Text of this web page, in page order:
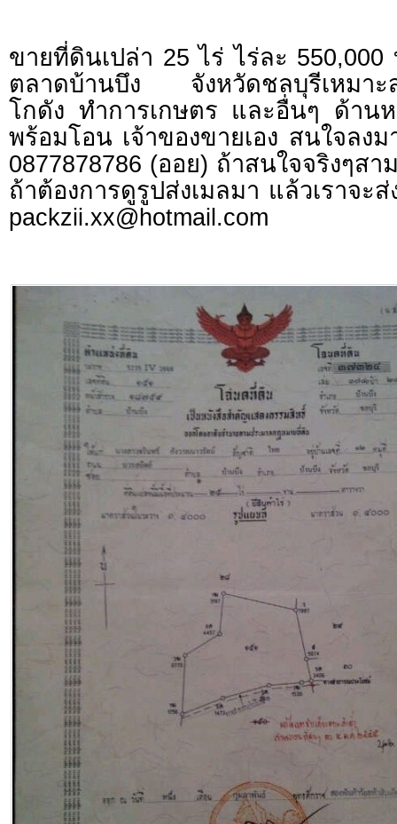
ขายที่ดินเปล่า 25 ไร่ ไร่ละ 550,000
ตลาดบ้านบึง จังหวัดชลบุรีเหมาะส
โกดัง ทำการเกษตร และอื่นๆ ด้าน
พร้อมโอน เจ้าของขายเอง สนใจลง
0877878786 (ออย) ถ้าสนใจจริงๆสา
ถ้าต้องการดูรูปส่งเมลมา แล้วเราจะ
packzii.xx@hotmail.com